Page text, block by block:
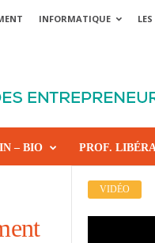
INFORMATIQUE
– BIO PROF.
VIDÉO